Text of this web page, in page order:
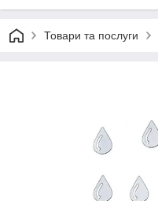
Товари та послуги